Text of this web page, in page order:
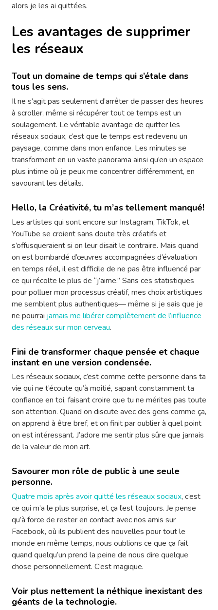
alors je les ai quittées.
Les avantages de supprimer
les réseaux
Tout un domaine de temps qui s’étale dans
tous les sens.
Il ne s’agit pas seulement d’arrêter de passer des heures
à scroller, même si récupérer tout ce temps est un
soulagement. Le véritable avantage de quitter les
réseaux sociaux, c’est que le temps est redevenu un
paysage, comme dans mon enfance. Les minutes se
transforment en un vaste panorama ainsi qu’en un espace
plus intime où je peux me concentrer différemment, en
savourant les détails.
Hello, la Créativité, tu m’as tellement manqué!
Les artistes qui sont encore sur Instagram, TikTok, et
YouTube se croient sans doute très créatifs et
s’offusqueraient si on leur disait le contraire. Mais quand
on est bombardé d’œuvres accompagnées d’évaluation
en temps réel, il est difficile de ne pas être influencé par
ce qui récolte le plus de “j’aime.” Sans ces statistiques
pour polluer mon processus créatif, mes choix artistiques
me semblent plus authentiques— même si je sais que je
ne pourrai jamais me libérer complètement de l’influence
des réseaux sur mon cerveau.
Fini de transformer chaque pensée et chaque
instant en une version condensée.
Les réseaux sociaux, c’est comme cette personne dans ta
vie qui ne t’écoute qu’à moitié, sapant constamment ta
confiance en toi, faisant croire que tu ne mérites pas toute
son attention. Quand on discute avec des gens comme ça,
on apprend à être bref, et on finit par oublier à quel point
on est intéressant. J’adore me sentir plus sûre que jamais
de la valeur de mon art.
Savourer mon rôle de public à une seule
personne.
Quatre mois après avoir quitté les réseaux sociaux, c’est
ce qui m’a le plus surprise, et ça l’est toujours. Je pense
qu’à force de rester en contact avec nos amis sur
Facebook, où ils publient des nouvelles pour tout le
monde en même temps, nous oublions ce que ça fait
quand quelqu’un prend la peine de nous dire quelque
chose personnellement. C’est magique.
Voir plus nettement la néthique inexistant des
géants de la technologie.